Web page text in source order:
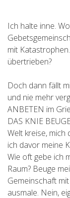
Ich halte inne.
mit
übertrieben?
Doch dann fällt
und nie mehr
ANBETEN im
DAS KNIE
Welt kreise, mich
ich davor meine
Wie oft gebe ich
Raum? Beuge
Gemeinschaft
ausmale. Nein,